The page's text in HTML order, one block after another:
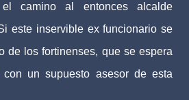
camino al entonces alcalde
este inservible ex funcionario se
de los fortinenses, que se espera
un supuesto asesor de esta